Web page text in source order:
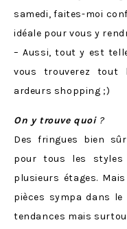
samedi, faites-moi
idéale pour vous y
– Aussi, tout y est
vous trouverez tout
ardeurs shopping ;)
On y trouve quoi?
Des fringues bien
pour tous les
plusieurs étages.
pièces sympa dans
tendances mais